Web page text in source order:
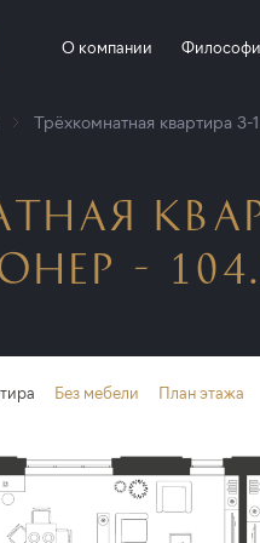
О компании
Трёхкомнатная квартира 3-1
-
Без мебели План этажа